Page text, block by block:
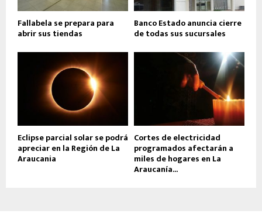
Fallabela se prepara para
abrir sus tiendas
Banco Estado anuncia cierre
de todas sus sucursales
Eclipse parcial solar se podrá
apreciar en la Región de La
Araucania
Cortes de electricidad
programados afectarán a
miles de hogares en La
Araucanía...